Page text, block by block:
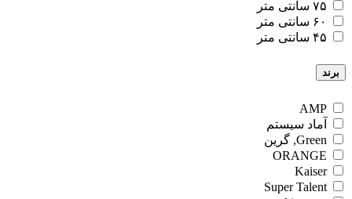
۷۵ سانتی متر
۶۰ سانتی متر
۴۵ سانتی متر
برند
AMP
آماد سیستم
Green, گرین
ORANGE
Kaiser
Super Talent